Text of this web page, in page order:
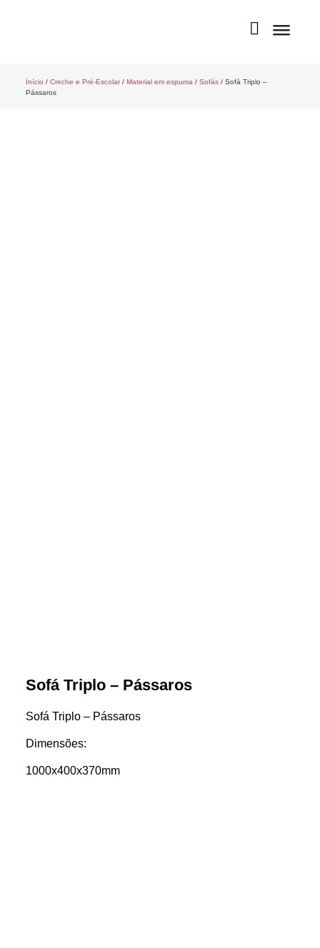
Início / Creche e Pré-Escolar/ Material em espuma / Sofás/ Sofá Triplo –
Pássaros
Sofá Triplo – Pássaros
Sofá Triplo – Pássaros
Dimensões:
1000x400x370mm